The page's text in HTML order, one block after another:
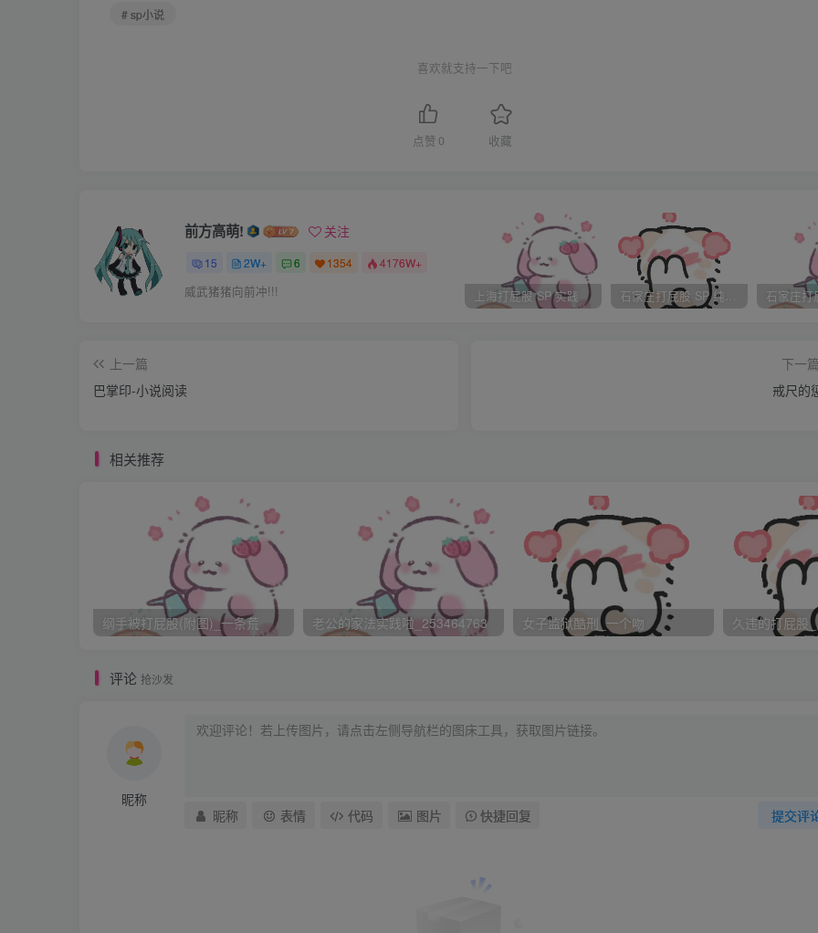
说“你看你都这样了还要硬撑着，反正我们都同居了，就不要再不好意思了，”他边说边把我的衣服剥了个精光，
个男人是我最爱的男人，但是毕竟还是我的第一次。我好想睁开眼看看喜有什么反应，他不停的在我身上抚摸，
他的嘴一直未离开过我的乳头，把我弄得全身发痒，我告诉他我控制不住自己了，他说“你不睁开眼睛，你会后
悔的”我只好睁开眼睛，呀！我的裸体还很漂亮，墙面上镜子里的我皮肤很白，乳峰高高的，乳头已经被他吸的
yinchun很丰满，yindao口流出的淫液把整个下身涂抹得亮亮的，正在我欣赏着自己美丽的裸体，为自己有这样
好身段而高兴时喜一本正经的对我说“晴，我们现在已没有什么秘密了，既然我们生活在一起，现在只是同居还
没有结婚，但是我们还是要制定一些能约束我们的规矩，不然的话我怕你反悔，如果你愿意接受我给你定下的
矩并能很好的遵守，我们今天就一起在二楼那间大卧室去完成我们人生的第一次，如果你对我给你定下的规矩
爱你，我整个人都能给你还有什么不能接受呢？”喜说“这样就好，你去拿纸笔过来，我一条一条的写给你，你要
是同意就签字好吗？”我去书房拿了纸笔回来才发觉自己还是裸体，我已完全没有了原先的羞耻感，只盼着知道
喜写下了《家规》和《家罚》后看了我一眼说：“既然有家规就会有家法，不然怎么能约束你呢？”
第二条 晴回家后必须把饭菜准备好，一个小时内必须开饭。
第三条 晴每天必须把家收拾干净，家中不得有零乱的现象。
第四条 晴每天必须沐浴，睡觉前必须脱光衣服跪在床前沙发上。
第五条 晴必须听从喜的吩咐，无论喜有什么要求晴都要照办。
第六条 周末晚九点整必须检查晴一周来所放下的错误，如果每周放错误超过两次（含两次）必须接受喜
第八条 晴不得私自把朋友或同学带到家中，喜同意后才能带回家。
第九条 晴如违反家规，需接受喜对晴的惩罚，惩罚按家罚执行。
签字：监督者 王 喜 被监督者：刘 晴
# sp小说
喜欢就支持一下吧
点赞 0 收藏
前方高萌! 关注
15 2W+ 6 1354 4176W+
威武猪猪向前冲!!! 上海打屁股 SP 实践 石家庄打屁股 SP 纯实践
上一篇
巴掌印-小说阅读
下一篇
戒尺的
相关推荐
纲手被打屁股(附图)_一条荒 老公的家法实践啦_253464763 女子监狱酷刑_一个吻 久违的打屁股_
评论 抢沙发
昵称
提交评
昵称 表情 代码 图片 快捷回复